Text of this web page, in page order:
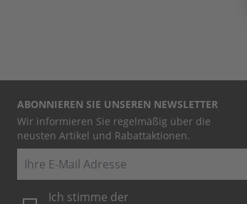
ABONNIEREN SIE UNSEREN NEWSLETTER
Wir informieren Sie regelmäßig über die
neusten Artikel und Rabattaktionen.
E-Mail
Ich stimme der